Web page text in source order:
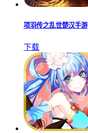
项羽传之乱世楚汉手游
下载